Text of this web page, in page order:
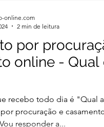
por
online - Qual
recebo todo dia é "Qual
procuração e
responder a...
online.com
2 min de leitura